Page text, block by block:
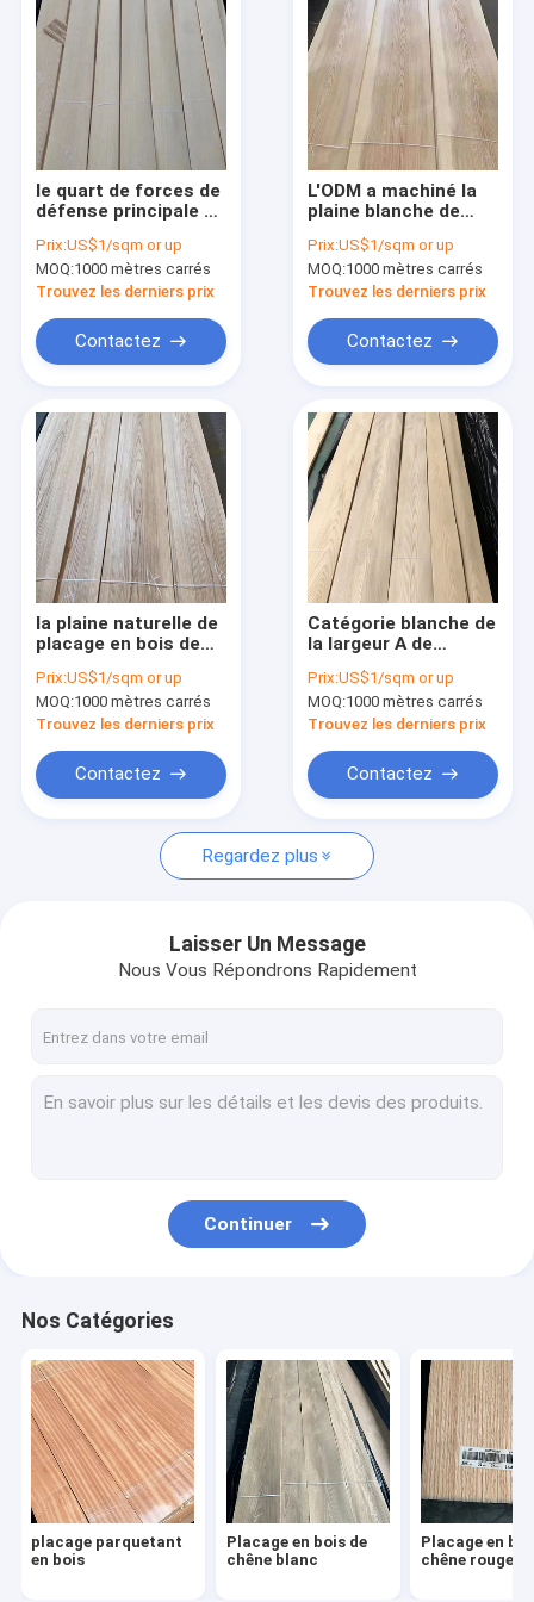
Produits
Au sujet de nous
Visite d'usine
Contrôle de qualité
Nouvelles
Cas
placage parquetant en bois
Placage en bois de chêne rouge
Ash Wood Veneer blanc
Placage teint en bois
Bordure foncée de placage en bois
Placage en bois exotique
le quart de forces de
défense principale de
placage de grain
droit de 100mm a
coupé le placage
Prix:US$1/sqm or up
MOQ:1000 mètres carrés
Trouvez les derniers prix
Contactez
L'ODM a machiné la
plaine blanche de
Veneer 120mm
découpée en
tranches
Prix:US$1/sqm or up
MOQ:1000 mètres carrés
Trouvez les derniers prix
Contactez
la plaine naturelle de
placage en bois de
scié l'humidité de
10% une catégorie
Prix:US$1/sqm or up
MOQ:1000 mètres carrés
Trouvez les derniers prix
Contactez
Catégorie blanche de
la largeur A de
Cricut Ash Veneer
Crown Cut 8%
Prix:US$1/sqm or up
MOQ:1000 mètres carrés
Trouvez les derniers prix
Contactez
Regardez plus
Laisser Un Message
Nous Vous Répondrons Rapidement
Continuer
Nos Catégories
placage parquetant
en bois
Placage en bois de
chêne blanc
Placage en
chêne rouge